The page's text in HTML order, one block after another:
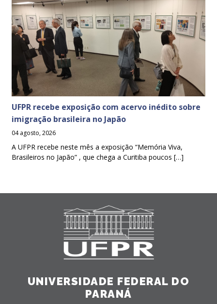
UFPR recebe exposição com acervo inédito sobre
imigração brasileira no Japão
04 agosto, 2026
A UFPR recebe neste mês a exposição “Memória Viva,
Brasileiros no Japão” , que chega a Curitiba poucos […]
UNIVERSIDADE FEDERAL DO
PARANÁ